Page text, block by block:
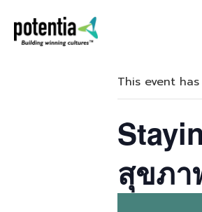
This event
สุขภา